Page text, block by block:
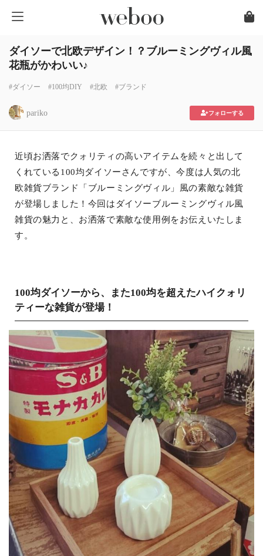
ダイソーで北欧デザイン！？ブルーミングヴィル風
花瓶がかわいい♪
#ダイソー #100均DIY #北欧 #ブランド
pariko フォローする
近頃お洒落でクォリティの高いアイテムを続々と出して
くれている100均ダイソーさんですが、今度は人気の北
欧雑貨ブランド「ブルーミングヴィル」風の素敵な雑貨
が登場しました！今回はダイソーブルーミングヴィル風
雑貨の魅力と、お洒落で素敵な使用例をお伝えいたしま
す。
100均ダイソーから、また100均を超えたハイクォリ
ティーな雑貨が登場！